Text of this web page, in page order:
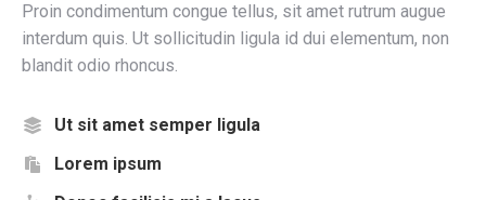
Proin condimentum congue tellus, sit amet rutrum augue
interdum quis. Ut sollicitudin ligula id dui elementum, non
blandit odio rhoncus.
Ut sit amet semper ligula
Lorem ipsum